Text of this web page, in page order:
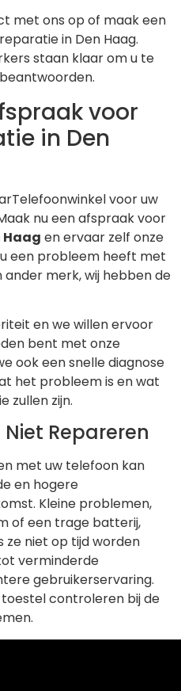
met ons op of maak een
in Den Haag.
staan klaar om u te
voor
in Den
voor uw
nu een afspraak voor
en ervaar zelf onze
een probleem heeft met
ander merk, wij hebben de
en we willen ervoor
bent met onze
ook een snelle diagnose
het probleem is en wat
zullen zijn.
Repareren
met uw telefoon kan
en hogere
Kleine problemen,
of een trage batterij,
ze niet op tijd worden
verminderde
gebruikerservaring.
controleren bij de